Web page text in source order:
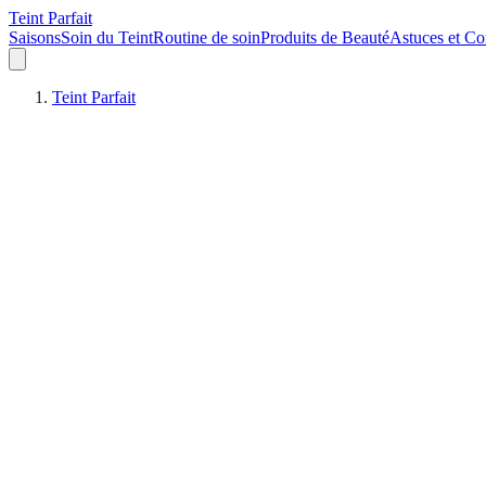
Teint Parfait
SaisonsSoin du TeintRoutine de soinProduits de BeautéAstuces et
Teint Parfait